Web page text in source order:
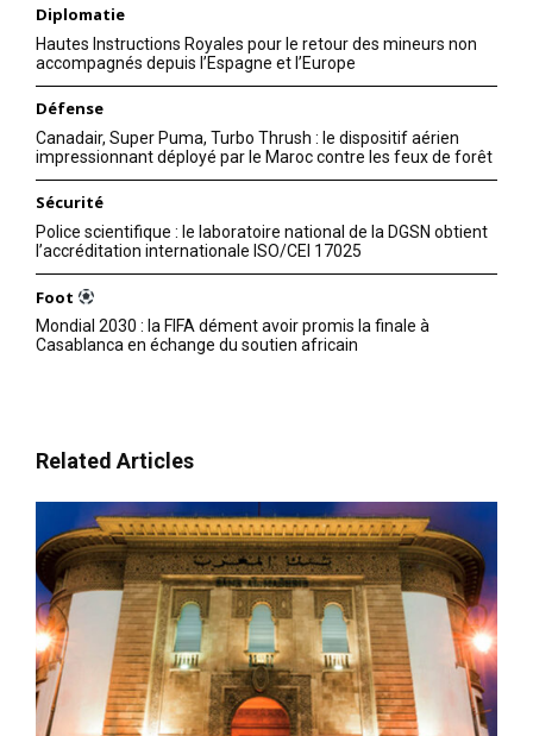
Diplomatie
Hautes Instructions Royales pour le retour des mineurs non
accompagnés depuis l’Espagne et l’Europe
Défense
Canadair, Super Puma, Turbo Thrush : le dispositif aérien
impressionnant déployé par le Maroc contre les feux de forêt
Sécurité
Police scientifique : le laboratoire national de la DGSN obtient
l’accréditation internationale ISO/CEI 17025
Foot
Mondial 2030 : la FIFA dément avoir promis la finale à
Casablanca en échange du soutien africain
Related Articles